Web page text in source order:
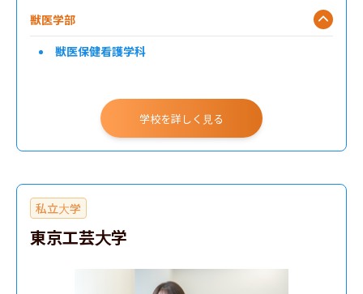
獣医学部
獣医保健看護学科
学校を詳しく見る
私立大学
東京工芸大学